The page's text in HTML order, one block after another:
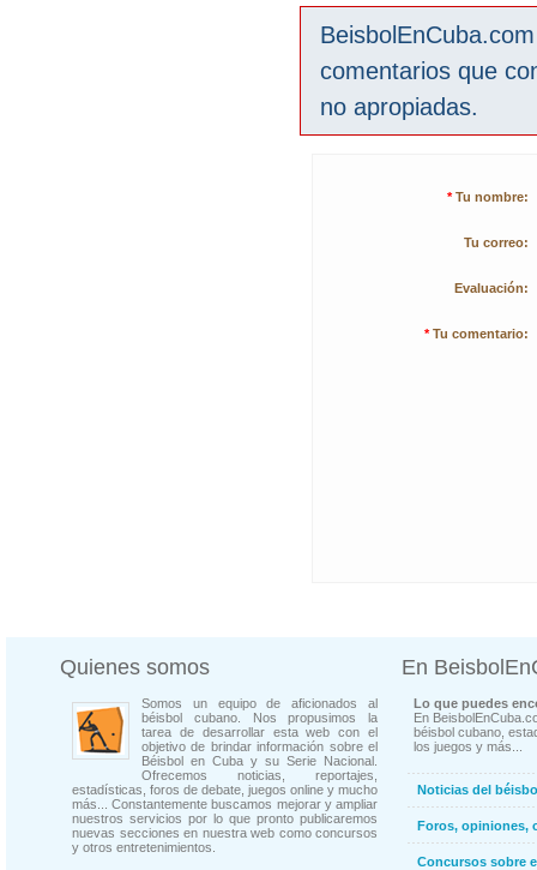
comentarios que
no apropiadas.
* Tu nombre:
Tu correo:
Evaluación:
* Tu comentario:
Quienes somos
Somos un equipo de aficionados al
béisbol cubano. Nos propusimos la
tarea de desarrollar esta web con el
objetivo de brindar información sobre el
Béisbol en Cuba y su Serie Nacional.
Ofrecemos noticias, reportajes,
estadísticas, foros de debate, juegos online y mucho
más... Constantemente buscamos mejorar y ampliar
nuestros servicios por lo que pronto publicaremos
nuevas secciones en nuestra web como concursos
y otros entretenimientos.
En
Lo que puedes
En
béisbol cubano,
los juegos y más...
Noticias del
Foros, opiniones,
Concursos sobre